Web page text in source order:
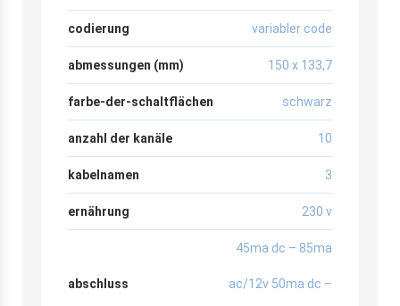
codierung variabler code
abmessungen (mm) 150 x 133,7
farbe-der-schaltflächen schwarz
anzahl der kanäle 10
kabelnamen 3
ernährung 230 v
abschluss
45ma dc – 85ma
ac/12v 50ma dc –